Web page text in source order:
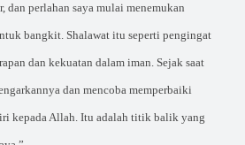
dan perlahan saya mulai menemukan
bangkit. Shalawat itu seperti pengingat
dan kekuatan dalam iman. Sejak saat
dan mencoba memperbaiki
kepada Allah. Itu adalah titik balik yang